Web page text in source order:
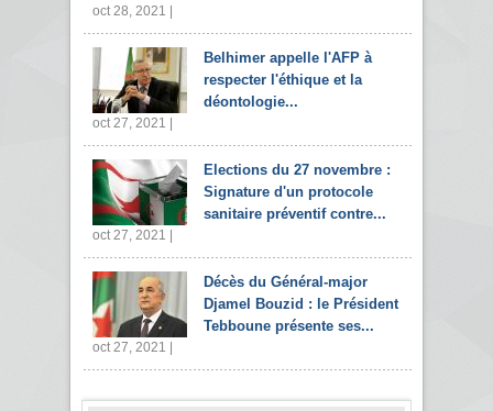
oct 28, 2021 |
Belhimer appelle l'AFP à
respecter l'éthique et la
déontologie...
oct 27, 2021 |
Elections du 27 novembre :
Signature d'un protocole
sanitaire préventif contre...
oct 27, 2021 |
Décès du Général-major
Djamel Bouzid : le Président
Tebboune présente ses...
oct 27, 2021 |